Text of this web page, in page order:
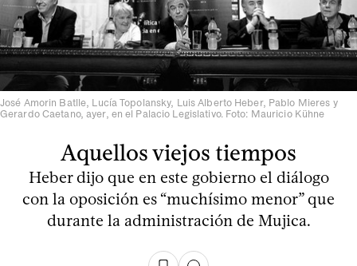
José Amorin Batlle, Lucía Topolansky, Luis Alberto Heber, Pablo Mieres y
Gerardo Caetano, ayer, en el Palacio Legislativo. Foto: Mauricio Kühne
Aquellos viejos tiempos
Heber dijo que en este gobierno el diálogo
con la oposición es “muchísimo menor” que
durante la administración de Mujica.